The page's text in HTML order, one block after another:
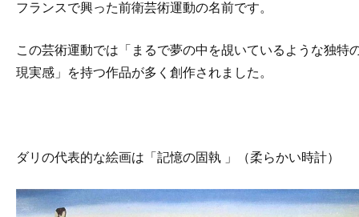
フランスで興った前衛芸術運動の名前です。
この芸術運動では「まるで夢の中を覘いているような独特
現実感」を持つ作品が多く創作されました。
ダリの代表的な絵画は「記憶の固執 」（柔らかい時計）